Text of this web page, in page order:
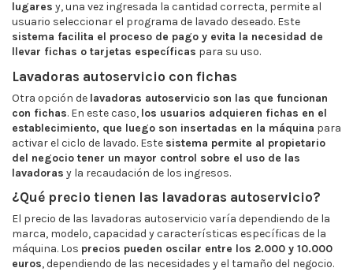
lugares y, una vez ingresada la cantidad correcta, permite al
usuario seleccionar el programa de lavado deseado. Este
sistema facilita el proceso de pago y evita la necesidad de
llevar fichas o tarjetas específicas para su uso.
Lavadoras autoservicio con fichas
Otra opción de lavadoras autoservicio son las que funcionan
con fichas. En este caso, los usuarios adquieren fichas en el
establecimiento, que luego son insertadas en la máquina para
activar el ciclo de lavado. Este sistema permite al propietario
del negocio tener un mayor control sobre el uso de las
lavadoras y la recaudación de los ingresos.
¿Qué precio tienen las lavadoras autoservicio?
El precio de las lavadoras autoservicio varía dependiendo de la
marca, modelo, capacidad y características específicas de la
máquina. Los precios pueden oscilar entre los 2.000 y 10.000
euros, dependiendo de las necesidades y el tamaño del negocio.